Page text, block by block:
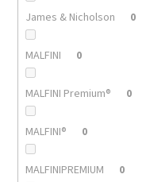
James & Nicholson 0
MALFINI 0
MALFINI Premium® 0
MALFINI® 0
MALFINIPREMIUM 0